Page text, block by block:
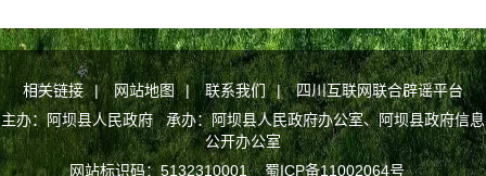
相关链接 | 网站地图 | 联系我们 |
四川互联网联合辟谣平台
主办：阿坝县人民政府 承办：阿坝县人民政府办公室、阿坝县政府信息
公开办公室
网站标识码：5132310001蜀ICP备11002064号